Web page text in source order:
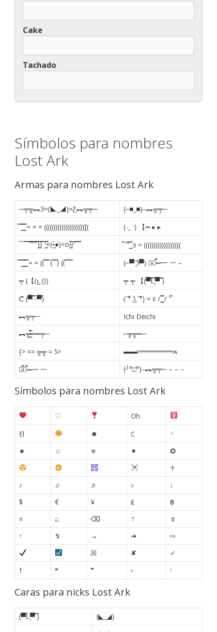
Cake
Tachado
Símbolos para nombres
Lost Ark
Armas para nombres Lost Ark
─╤╦︻3=(◣_◢)=Ƹ︻╦╤─
(⌐■_■)–︻╦╤─
̿ ̿ ͇̿̿ ͇̿̿ = = = ((((((((((((((((((((([(
(-_ ·) 【═ ▸ ▸
¯¯̿̿¯̿̿’̿̿̿̿̿̿̿’̿̿’̿̿̿̿̿’̿̿̿)͇̿̿)̿̿̿̿ ‘̵͇̿̿̿̿̿̿̿̿=(•̪̀●́)=o/̵͇̿̿/’̿̿ ̿ ̿̿
̿ ‘̿’ ͇̿̿ з = (((((((((((((((((((
̿ ̿ ͇̿̿ ͇̿̿ ͇̿̿ = = ((̿ ̿ ̿ (̿ ̿ ̿) ((̿ ̿ ̿ ̿
(⌐▀͡ ̯ʖ▀) 【̷┻̿═━ 一 –
╤ (【(͜ʟ ())
╤ ╤ 【(▀̿̿Ĺ̯̿̿▀̿ ̿)
ᕦ (▀̿ ̿-▀̿)
(͡ ° ͜ʖ ͡ °) = ε / ͇͇̿̿̿̿ / ‘̿
︻╦╤─
Ichi Deichi
︻╦̵̵͇̿̿̿̿══╤─
⌐╦╦═─
{> == ╦╦ = ʖ>
▬▬ι═══════ﺤ
【̷̿┻̿═━ 一
(╯°□°)–︻╦╤─ – – –
Símbolos para nombres Lost Ark
♡
Oh
El
☻ C
⍨
★
☆ ✯ ✷
✪
☥
♪
♫ ♬ ♭
♩
$
€ ¥ ₤
฿
⌗
⌂ ⌫ ⍑
⌆
↑
↯ → ➜
⇨
☒
✘
✓
†
❝ ❞ ˠ ˤ
Caras para nicks Lost Ark
(▀̿Ĺ̯▀̿ ̿)
(◣_◢)